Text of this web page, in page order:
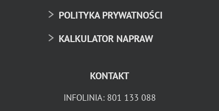
POLITYKA PRYWATNOŚCI
KALKULATOR NAPRAW
KONTAKT
INFOLINIA: 801 133 088